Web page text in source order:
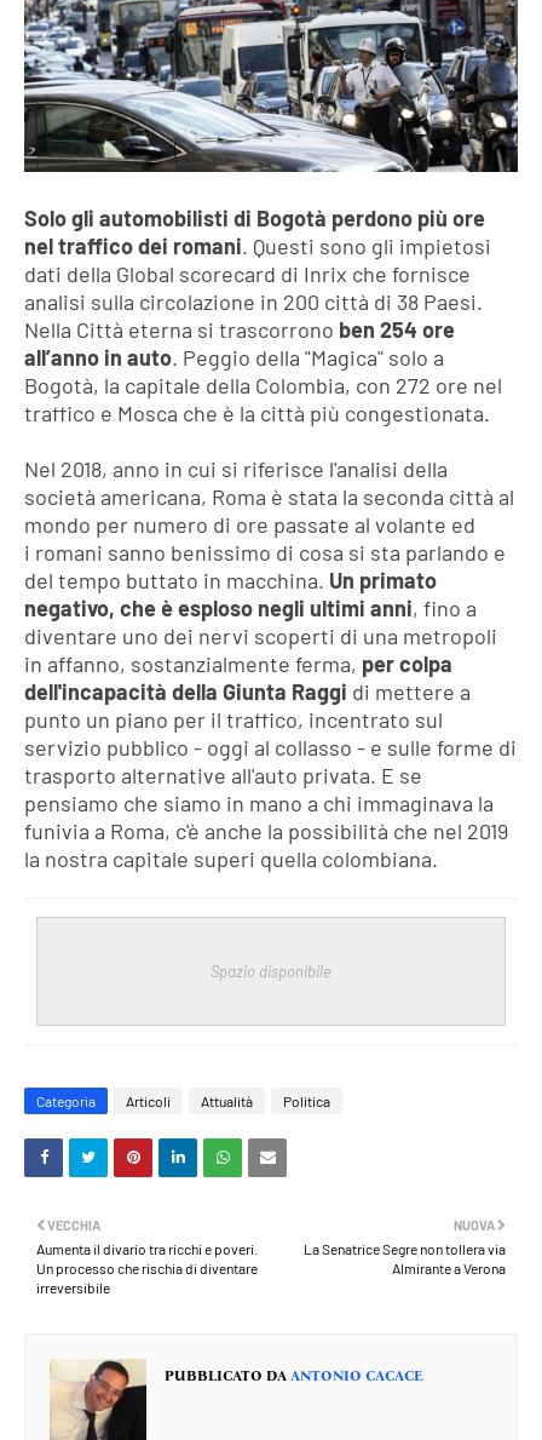
Solo gli automobilisti di Bogotà perdono più ore
nel traffico dei romani. Questi sono gli impietosi
dati della Global scorecard di Inrix che fornisce
analisi sulla circolazione in 200 città di 38 Paesi.
Nella Città eterna si trascorrono ben 254 ore
all’anno in auto. Peggio della "Magica" solo a
Bogotà, la capitale della Colombia, con 272 ore nel
traffico e Mosca che è la città più congestionata.
Nel 2018, anno in cui si riferisce l'analisi della
società americana, Roma è stata la seconda città al
mondo per numero di ore passate al volante ed
i romani sanno benissimo di cosa si sta parlando e
del tempo buttato in macchina. Un primato
negativo, che è esploso negli ultimi anni, fino a
diventare uno dei nervi scoperti di una metropoli
in affanno, sostanzialmente ferma, per colpa
dell'incapacità della Giunta Raggi di mettere a
punto un piano per il traffico, incentrato sul
servizio pubblico - oggi al collasso - e sulle forme di
trasporto alternative all'auto privata. E se
pensiamo che siamo in mano a chi immaginava la
funivia a Roma, c'è anche la possibilità che nel 2019
la nostra capitale superi quella colombiana.
Spazio disponibile
Categoria Articoli Attualità Politica
NUOVA
La Senatrice Segre non tollera via
Almirante a Verona
VECCHIA
Aumenta il divario tra ricchi e poveri.
Un processo che rischia di diventare
irreversibile
PUBBLICATO DA ANTONIO CACACE